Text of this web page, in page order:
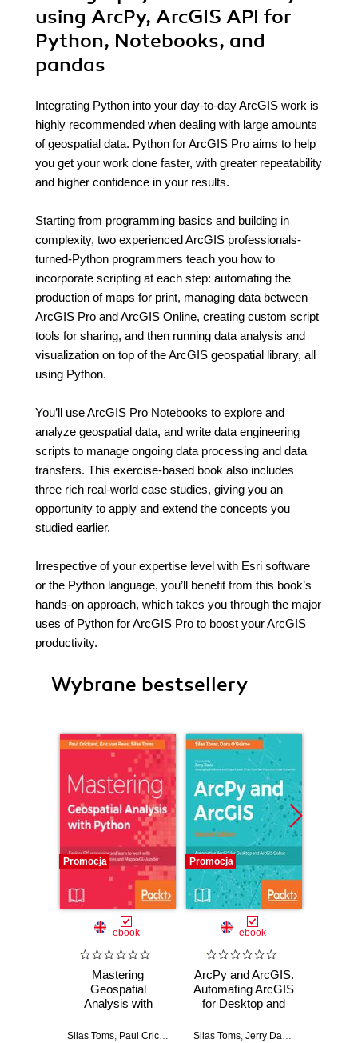
using ArcPy, ArcGIS API for
Python, Notebooks, and
pandas
Integrating Python into your day-to-day ArcGIS work is
highly recommended when dealing with large amounts
of geospatial data. Python for ArcGIS Pro aims to help
you get your work done faster, with greater repeatability
and higher confidence in your results.
Starting from programming basics and building in
complexity, two experienced ArcGIS professionals-
turned-Python programmers teach you how to
incorporate scripting at each step: automating the
production of maps for print, managing data between
ArcGIS Pro and ArcGIS Online, creating custom script
tools for sharing, and then running data analysis and
visualization on top of the ArcGIS geospatial library, all
using Python.
You’ll use ArcGIS Pro Notebooks to explore and
analyze geospatial data, and write data engineering
scripts to manage ongoing data processing and data
transfers. This exercise-based book also includes
three rich real-world case studies, giving you an
opportunity to apply and extend the concepts you
studied earlier.
Irrespective of your expertise level with Esri software
or the Python language, you’ll benefit from this book’s
hands-on approach, which takes you through the major
uses of Python for ArcGIS Pro to boost your ArcGIS
productivity.
Wybrane bestsellery
Promocja
ebook
Mastering
Geospatial
Analysis with
GIS processing
Silas Toms, Paul Crickard Eric van Rees
Promocja
ebook
ArcPy and ArcGIS.
Automating ArcGIS
for Desktop and
Python - Second
Silas Toms, Jerry Davis